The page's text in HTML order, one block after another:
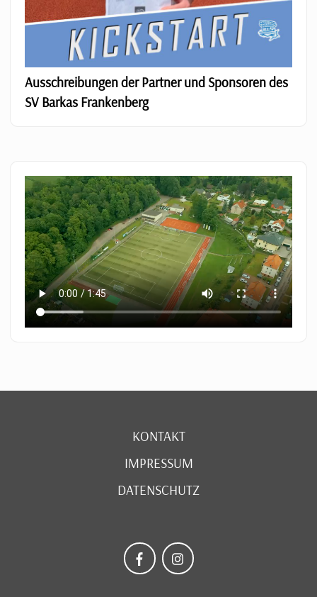
Ausschreibungen der Partner und Sponsoren des
SV Barkas Frankenberg
KONTAKT
IMPRESSUM
DATENSCHUTZ